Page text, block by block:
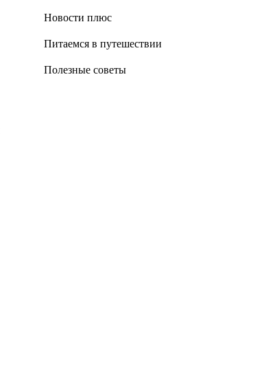
Новости плюс
Питаемся в путешествии
Полезные советы